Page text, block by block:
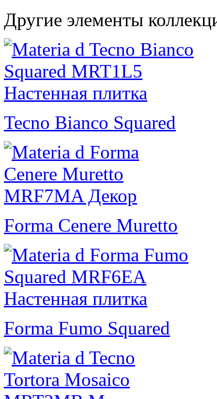
Другие элементы
Tecno Bianco Squared
Forma Cenere Muretto
Forma Fumo Squared